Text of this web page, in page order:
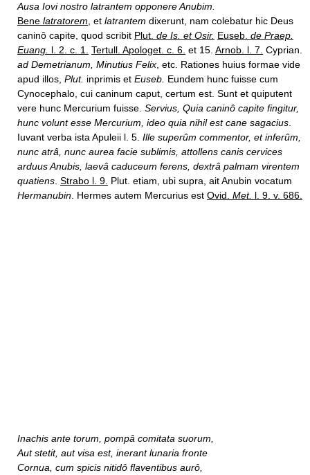
Ausa Iovi nostro latrantem opponere Anubim.
Bene latratorem et latrantem dixerunt, nam colebatur hic Deus
caninô capite, quod scribit Plut. de Is. et Osir. Euseb. de Praep.
Euang. l. 2. c. 1. Tertull. Apologet. c. 6. et 15. Arnob. l. 7. Cyprian.
ad Demetrianum, Minutius Felix , etc. Rationes huius formae vide
apud illos, Plut. inprimis et Euseb. Eundem hunc fuisse cum
Cynocephalo, cui caninum caput, certum est. Sunt et quiputent
vere hunc Mercurium fuisse. Servius, Quia caninô capite fingitur,
hunc volunt esse Mercurium, ideo quia nihil est cane sagacius
Iuvant verba ista Apuleii l. 5. Ille superûm commentor, et inferûm,
nunc atrâ, nunc aurea facie sublimis, attollens canis cervices
arduus Anubis, laevâ caduceum ferens, dextrâ palmam virentem
quatiens Strabo l. 9. Plut. etiam, ubi supra, ait Anubin vocatum
Hermanubin . Hermes autem Mercurius est Ovid. Met. l. 9. v. 686.
Inachis ante torum, pompâ comitata suorum,
Aut stetit, aut visa est, inerant lunaria fronte
Cornua, cum spicis nitidô flaventibus aurô,